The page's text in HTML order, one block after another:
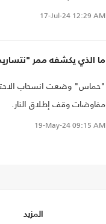
ديفيد برنياع والشاباك رونين
17-Jul-24 12:29 AM
ما الذي يكشفه ممر
"حماس" وضعت انسحاب
مفاوضات وقف إطلاق النار.
19-May-2409:15 AM
المزيد